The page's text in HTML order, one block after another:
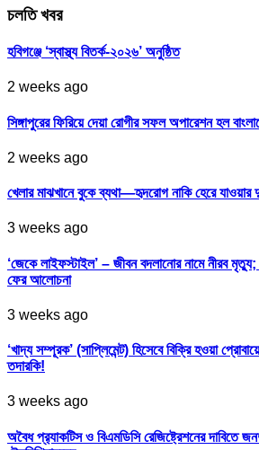
চলতি খবর
হবিগঞ্জে ‘স্বাস্থ্য বিতর্ক-২০২৬’ অনুষ্ঠিত
2 weeks ago
সিঙ্গাপুরের ফিরিয়ে দেয়া রোগীর সফল অপারেশন হল
2 weeks ago
খেলার মাঝখানে বুকে ব্যথা—হৃদরোগ নাকি হেরে যাওয়ার
3 weeks ago
‘জেকে লাইফস্টাইল’ – জীবন বদলানোর নামে নীরব
ফের আলোচনা
3 weeks ago
‘খাদ্য সম্পূরক’ (সাপ্লিমেন্ট) হিসেবে বিক্রি হওয়া
তদারকি!
3 weeks ago
অবৈধ প্র‍্যাকটিস ও বিএমডিসি রেজিষ্ট্রেশনের দাবিতে